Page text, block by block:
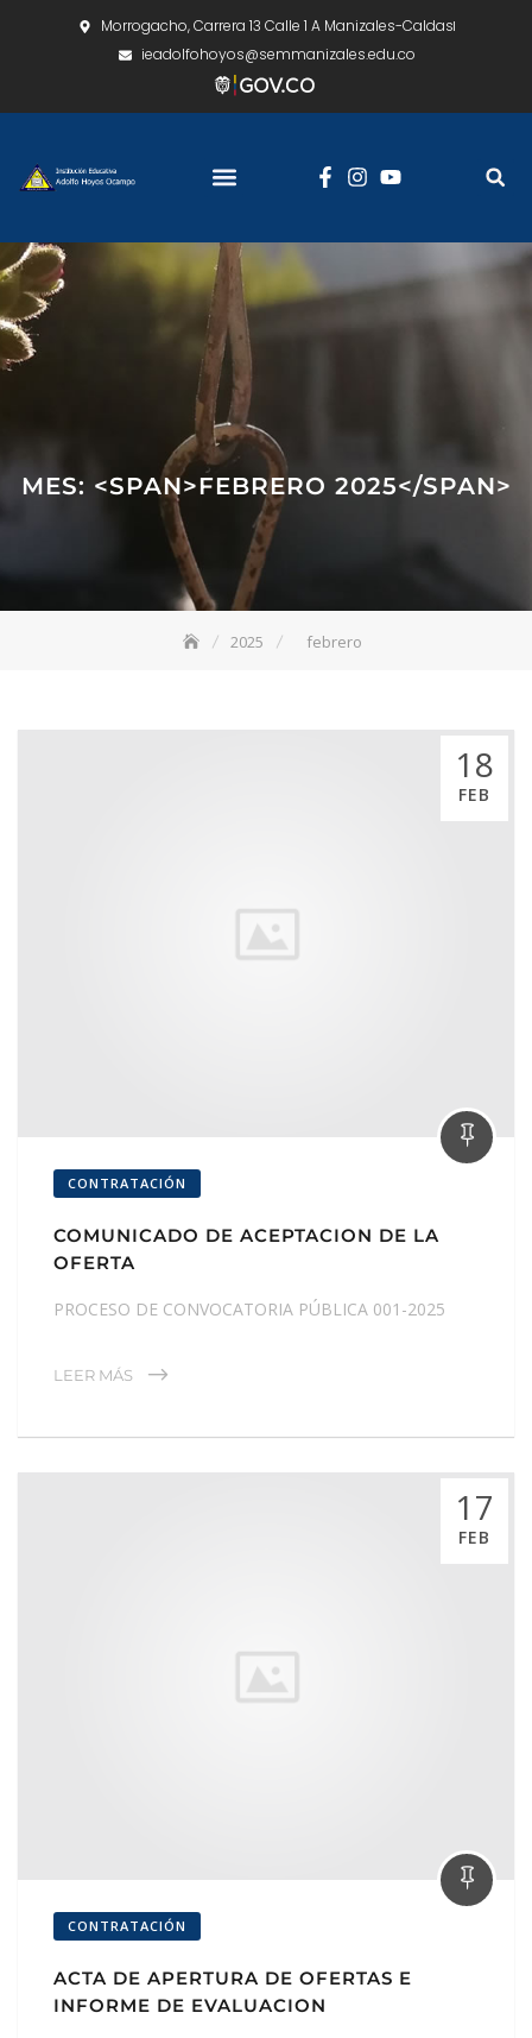
Morrogacho, Carrera 13 Calle 1 A Manizales-Caldas
ieadolfohoyos@semmanizales.edu.co
MES: <SPAN>FEBRERO 2025</SPAN>
2025 febrero
18
FEB
CONTRATACIÓN
COMUNICADO DE ACEPTACION DE LA
OFERTA
PROCESO DE CONVOCATORIA PÚBLICA 001-2025
LEER MÁS
17
FEB
CONTRATACIÓN
ACTA DE APERTURA DE OFERTAS E
INFORME DE EVALUACION